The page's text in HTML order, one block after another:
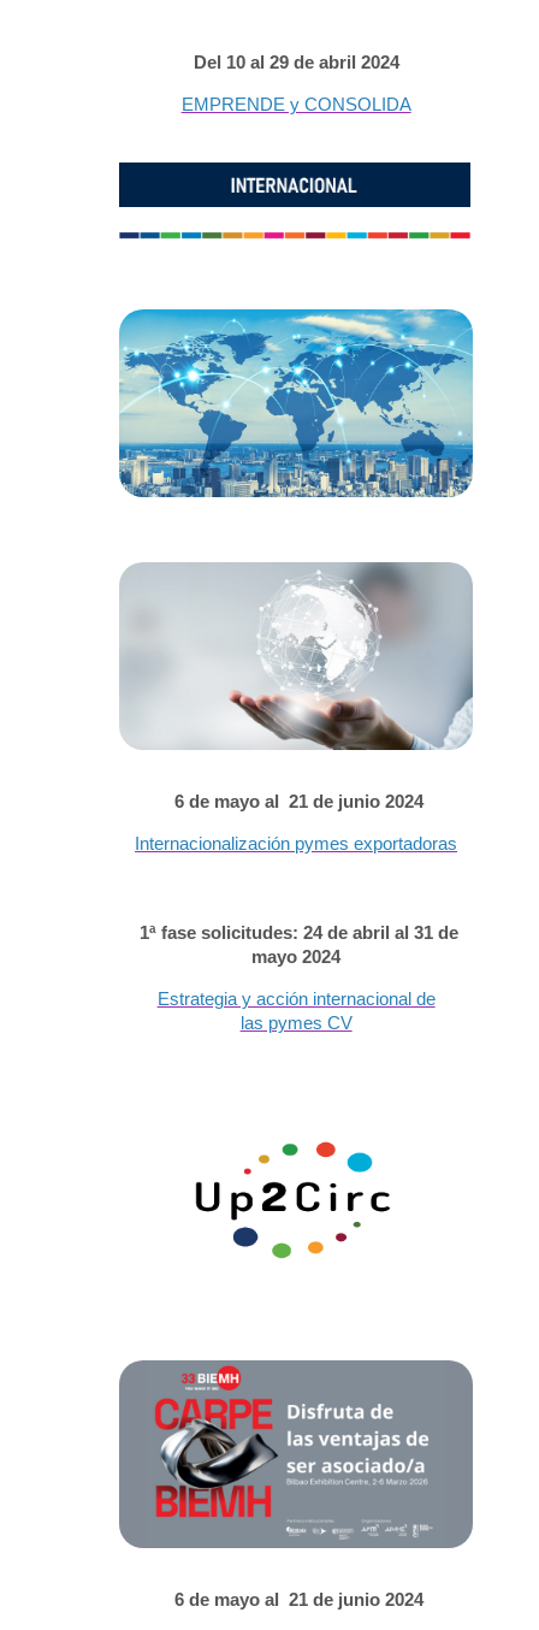
Del 10 al 29 de abril 2024
EMPRENDE y CONSOLIDA
6 de mayo al 21 de junio 2024
Internacionalización pymes exportadoras
1ª fase solicitudes: 24 de abril al 31 de
mayo 2024
Estrategia y acción internacional de
las pymes CV
6 de mayo al 21 de junio 2024